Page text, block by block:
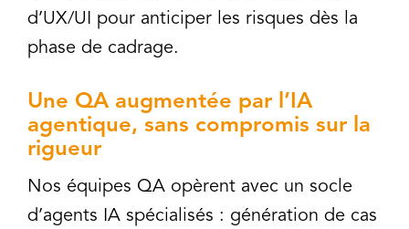
d’UX/UI pour anticiper les risques dès la
phase de cadrage.
Une QA augmentée par l’IA
agentique, sans compromis sur la
rigueur
Nos équipes QA opèrent avec un socle
d’agents IA spécialisés : génération de cas